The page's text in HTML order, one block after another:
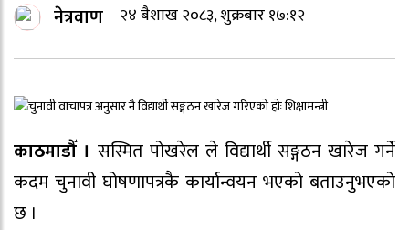
नेत्रवाण २४ बैशाख २०८३, शुक्रबार १७:१२
काठमाडौँ । सस्मित पोखरेल ले विद्यार्थी सङ्गठन खारेज गर्ने
कदम चुनावी घोषणापत्रकै कार्यान्वयन भएको बताउनुभएको
छ ।